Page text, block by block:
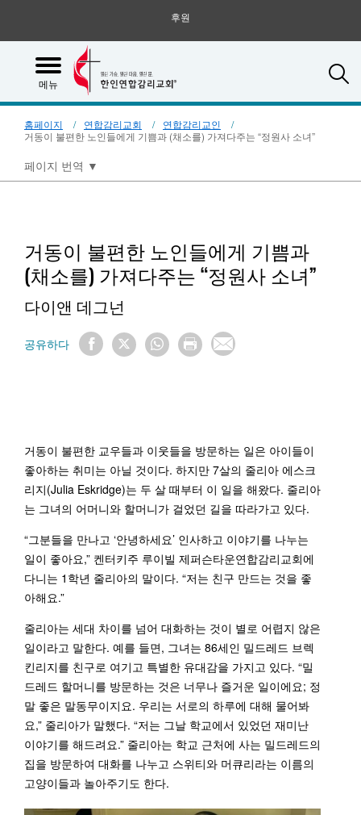
후원
메뉴
홈페이지 연합감리교회
연합감리교인
거동이 불편한 노인들에게 기쁨과 (채소를) 가져다주는 “정원사 소녀”
페이지 번역 ▼
거동이 불편한 노인들에게 기쁨과
(채소를) 가져다주는 “정원사 소녀”
다이앤 데그넌
공유하다
거동이 불편한 교우들과 이웃들을 방문하는 일은 아이들이
좋아하는 취미는 아닐 것이다. 하지만 7살의 줄리아 에스크
리지(Julia Eskridge)는 두 살 때부터 이 일을 해왔다. 줄리아
는 그녀의 어머니와 할머니가 걸었던 길을 따라가고 있다.
“그분들을 만나고 ‘안녕하세요’ 인사하고 이야기를 나누는
일이 좋아요,” 켄터키주 루이빌 제퍼슨타운연합감리교회에
다니는 1학년 줄리아의 말이다. “저는 친구 만드는 것을 좋
아해요.”
줄리아는 세대 차이를 넘어 대화하는 것이 별로 어렵지 않은
일이라고 말한다. 예를 들면, 그녀는 86세인 밀드레드 브렉
킨리지를 친구로 여기고 특별한 유대감을 가지고 있다. “밀
드레드 할머니를 방문하는 것은 너무나 즐거운 일이에요; 정
말 좋은 말동무이지요. 우리는 서로의 하루에 대해 물어봐
요,” 줄리아가 말했다. “저는 그날 학교에서 있었던 재미난
이야기를 해드려요.” 줄리아는 학교 근처에 사는 밀드레드의
집을 방문하여 대화를 나누고 스위티와 머큐리라는 이름의
고양이들과 놀아주기도 한다.